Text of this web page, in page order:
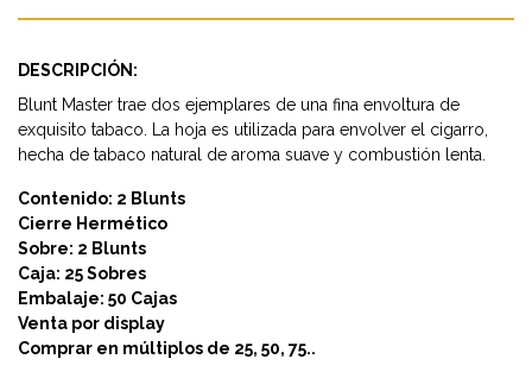
DESCRIPCIÓN:
Blunt Master trae dos ejemplares de una fina envoltura de
exquisito tabaco. La hoja es utilizada para envolver el cigarro,
hecha de tabaco natural de aroma suave y combustión lenta.
Contenido: 2 Blunts
Cierre Hermético
Sobre: 2 Blunts
Caja: 25 Sobres
Embalaje: 50 Cajas
Venta por display
Comprar en múltiplos de 25, 50, 75..